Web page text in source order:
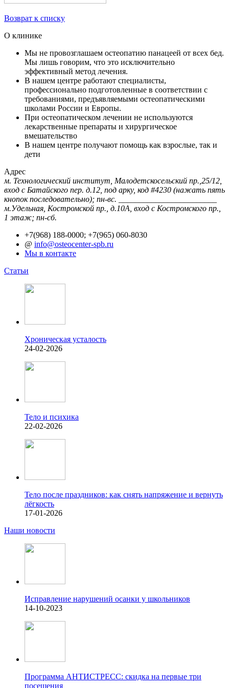
Возврат к списку
О клинике
Мы не провозглашаем остеопатию панацеей от всех бед.
Мы лишь говорим, что это исключительно
эффективный метод лечения.
В нашем центре работают специалисты,
профессионально подготовленные в соответствии с
требованиями, предъявляемыми остеопатическими
школами России и Европы.
При остеопатическом лечении не используются
лекарственные препараты и хирургическое
вмешательство
В нашем центре получают помощь как взрослые, так и
дети
Адрес
м. Технологический институт, Малодетскосельский пр.,25/12,
вход с Батайского пер. д.12, под арку, код #4230 (нажать пять
кнопок последовательно); пн-вс. ________________________
м.Удельная, Костромской пр., д.10А, вход с Костромского пр.,
1 этаж; пн-сб.
+7(968) 188-0000; +7(965) 060-8030
@ info@osteocenter-spb.ru
Мы в контакте
Статьи
Хроническая усталость
24-02-2026
Тело и психика
22-02-2026
Тело после праздников: как снять напряжение и вернуть
лёгкость
17-01-2026
Наши новости
Исправление нарушений осанки у школьников
14-10-2023
Программа АНТИСТРЕСС: скидка на первые три
посещения